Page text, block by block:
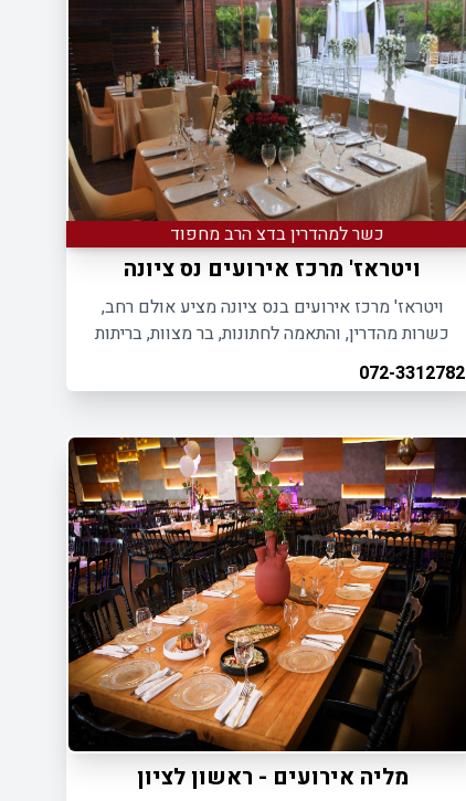
כשר למהדרין בדצ הרב מחפוד
ויטראז' מרכז אירועים נס ציונה
ויטראז' מרכז אירועים בנס ציונה מציע אולם רחב,
כשרות מהדרין, והתאמה לחתונות, בר מצוות, בריתות
072-3312782
מליה אירועים - ראשון לציון